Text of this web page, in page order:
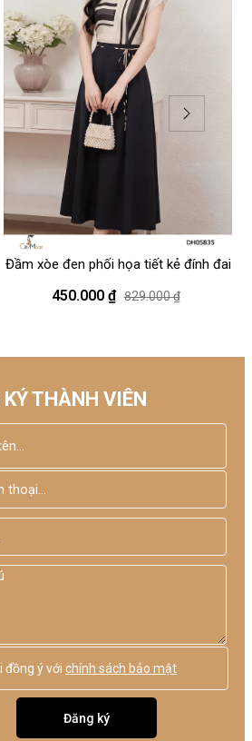
Đầm xòe đen phối họa tiết kẻ đính đai
450.000 ₫ 829.000 ₫
THÀNH VIÊN
đồng ý với chính sách bảo mật
Đăng ký